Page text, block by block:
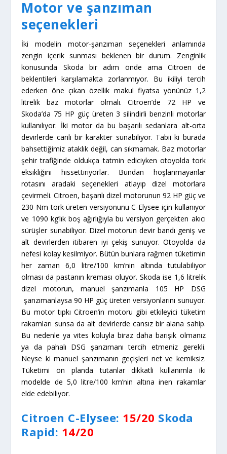
beklentileri karşılamakta zorlanmıyor. Bu ikiliyi tercih
ederken öne çıkan özellik makul fiyatsa yönünüz 1,2
litrelik baz motorlar olmalı. Citroen’de 72 HP ve
Skoda’da 75 HP güç üreten 3 silindirli benzinli motorlar
kullanılıyor. İki motor da bu başarılı sedanlara alt-orta
devirlerde canlı bir karakter sunabiliyor. Tabii ki burada
bahsettiğimiz ataklık değil, can sıkmamak. Baz motorlar
şehir trafiğinde oldukça tatmin ediciyken otoyolda tork
eksikliğini hissettiriyorlar. Bundan hoşlanmayanlar
rotasını aradaki seçenekleri atlayıp dizel motorlara
çevirmeli. Citroen, başarılı dizel motorunun 92 HP güç ve
230 Nm tork üreten versiyonunu C-Elysee için kullanıyor
ve 1090 kg’lık boş ağırlığıyla bu versiyon gerçekten akıcı
sürüşler sunabiliyor. Dizel motorun devir bandı geniş ve
alt devirlerden itibaren iyi çekiş sunuyor. Otoyolda da
nefesi kolay kesilmiyor. Bütün bunlara rağmen tüketimin
her zaman 6,0 litre/100 km’nin altında tutulabiliyor
olması da pastanın kreması oluyor. Skoda ise 1,6 litrelik
dizel motorun, manuel şanzımanla 105 HP DSG
şanzımanlaysa 90 HP güç üreten versiyonlarını sunuyor.
Bu motor tıpkı Citroen’in motoru gibi etkileyici tüketim
rakamları sunsa da alt devirlerde cansız bir alana sahip.
Bu nedenle ya vites koluyla biraz daha barışık olmanız
ya da pahalı DSG şanzımanı tercih etmeniz gerekli.
Neyse ki manuel şanzımanın geçişleri net ve kemiksiz.
Tüketimi ön planda tutanlar dikkatli kullanımla iki
modelde de 5,0 litre/100 km’nin altına inen rakamlar
elde edebiliyor.
Citroen C-Elysee:15/20 Skoda
Rapid:14/20
Konfor, kullanım kolaylığı